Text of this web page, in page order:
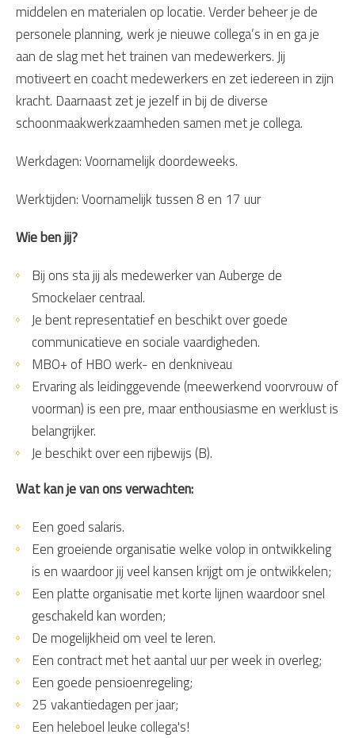
middelen en materialen op locatie. Verder beheer je de
personele planning, werk je nieuwe collega’s in en ga je
aan de slag met het trainen van medewerkers. Jij
motiveert en coacht medewerkers en zet iedereen in zijn
kracht. Daarnaast zet je jezelf in bij de diverse
schoonmaakwerkzaamheden samen met je collega.
Werkdagen: Voornamelijk doordeweeks.
Werktijden: Voornamelijk tussen 8 en 17 uur
Wie ben jij?
Bij ons sta jij als medewerker van Auberge de
Smockelaer centraal.
Je bent representatief en beschikt over goede
communicatieve en sociale vaardigheden.
MBO+ of HBO werk- en denkniveau
Ervaring als leidinggevende (meewerkend voorvrouw of
voorman) is een pre, maar enthousiasme en werklust is
belangrijker.
Je beschikt over een rijbewijs (B).
Wat kan je van ons verwachten:
Een goed salaris.
Een groeiende organisatie welke volop in ontwikkeling
is en waardoor jij veel kansen krijgt om je ontwikkelen;
Een platte organisatie met korte lijnen waardoor snel
geschakeld kan worden;
De mogelijkheid om veel te leren.
Een contract met het aantal uur per week in overleg;
Een goede pensioenregeling;
25 vakantiedagen per jaar;
Een heleboel leuke collega's!